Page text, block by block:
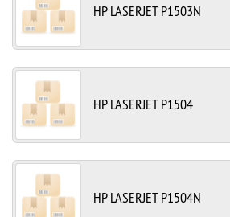
HP LASERJET P1503N
HP LASERJET P1504
HP LASERJET P1504N